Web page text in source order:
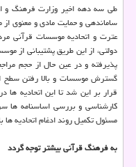
طی سه دهه اخیر وزارت فرهنگ و
ساماندهی و حمایت مادی و معنوی
عترت و اتحادیه موسسات قرآنی
دولتی، از این طریق پشتیبانی از
پذیرفته و در عین حال از حجم
گسترش موسسات و بالا رفتن سطح
قرار بر این شد تا این اتحادیه
كارشناسی و بررسی اساسنامه ها
مسئول تكمیل روند ادغام اتحادیه ها
به فرهنگ قرآنی بیشتر توجه گردد